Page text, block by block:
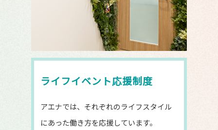
ライフイベント応援制度
アエナでは、それぞれのライフスタイル
にあった働き方を応援しています。